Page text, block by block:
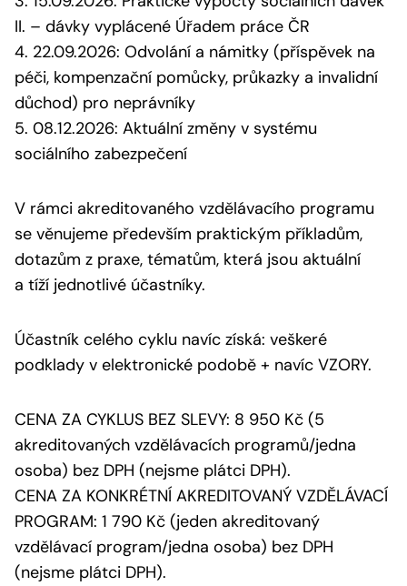
II. – dávky vyplácené Úřadem práce ČR
4. 22.09.2026: Odvolání a námitky (příspěvek na
péči, kompenzační pomůcky, průkazky a invalidní
důchod) pro neprávníky
5. 08.12.2026: Aktuální změny v systému
sociálního zabezpečení
V rámci akreditovaného vzdělávacího programu
se věnujeme především praktickým příkladům,
dotazům z praxe, tématům, která jsou aktuální
a tíží jednotlivé účastníky.
Účastník celého cyklu navíc získá: veškeré
podklady v elektronické podobě + navíc VZORY.
CENA ZA CYKLUS BEZ SLEVY: 8 950 Kč (5
akreditovaných vzdělávacích programů/jedna
osoba) bez DPH (nejsme plátci DPH).
CENA ZA KONKRÉTNÍ AKREDITOVANÝ VZDĚLÁVACÍ
PROGRAM: 1 790 Kč (jeden akreditovaný
vzdělávací program/jedna osoba) bez DPH
(nejsme plátci DPH).